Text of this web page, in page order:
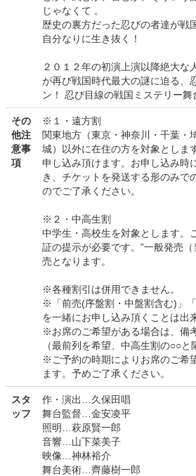
じゃなくて 。
歴史の裏方だった忍びの者達が戦
自分なりに生き抜く！
２０１２年の初演上演以降絶大な
が再び戦国時代最大の謎に迫る、
ン！ 忍び目線の戦国ミステリー舞
その
他注
意事
項
※１・遠方割
関東地方（東京・神奈川・千葉・
城）以外に在住の方を対象としま
申し込み頂けます。お申し込み時
き、チケットを発送する形のみで
のでご了承ください。
※２・中高生割
中学生・高校生を対象とします。
証の提示が必要です。”一般発売
売となります。
※各種割引は併用できません。
※「前売(序盤割・中盤割含む)」「
を一緒にお申し込み頂くことは出
※お席のご希望がある場合は、備
（最前列を希望、中高生割の○○と
※ご予約の時期によりお席のご希
ます。予めご了承ください。
スタ
ッフ
作・演出…久保田唱
舞台監督…金安凌平
照明…萩原賢一郎
音響…山下菜美子
映像…神林裕介
舞台美術…齊藤樹一郎